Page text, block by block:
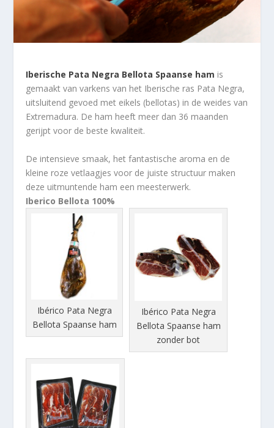
Iberische Pata Negra Bellota Spaanse ham is
gemaakt van varkens van het Iberische ras Pata Negra,
uitsluitend gevoed met eikels (bellotas) in de weides van
Extremadura. De ham heeft meer dan 36 maanden
gerijpt voor de beste kwaliteit.
De intensieve smaak, het fantastische aroma en de
kleine roze vetlaagjes voor de juiste structuur maken
deze uitmuntende ham een meesterwerk.
Iberico Bellota 100%
Ibérico Pata Negra
Bellota Spaanse ham
Ibérico Pata Negra
Bellota Spaanse ham
zonder bot